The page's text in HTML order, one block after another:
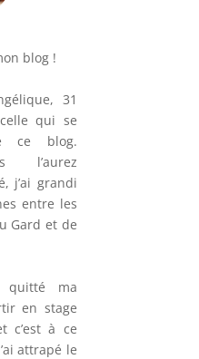
blog !
31
qui se
ce blog.
l’aurez
j’ai grandi
entre les
Gard et de
quitté ma
en stage
c’est à ce
attrapé le